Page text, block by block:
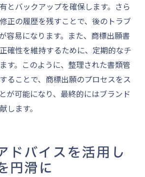
とバックアップを確保します。さら
正の履歴を残すことで、後のトラブ
容易になります。また、商標出願書
確性を維持するために、定期的なチ
す。このように、整理された書類管
ることで、商標出願のプロセスをス
が可能になり、最終的にはブランド
します。
ドバイスを活用し
円滑に